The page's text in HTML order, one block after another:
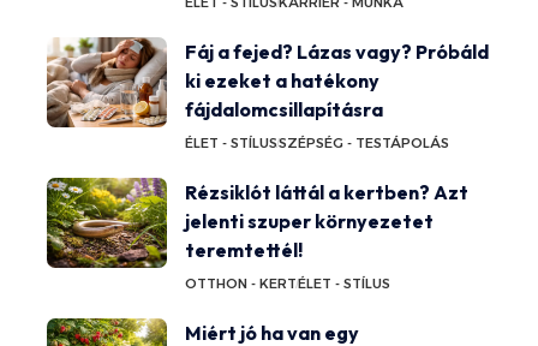
Fáj a fejed? Lázas vagy? Próbáld
ki ezeket a hatékony
fájdalomcsillapításra
ÉLET - STÍLUSSZÉPSÉG - TESTÁPOLÁS
Rézsiklót láttál a kertben? Azt
jelenti szuper környezetet
teremtettél!
OTTHON - KERTÉLET - STÍLUS
Miért jó ha van egy